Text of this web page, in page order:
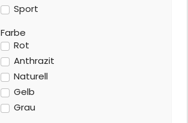
Sport
Farbe
Rot
Anthrazit
Naturell
Gelb
Grau